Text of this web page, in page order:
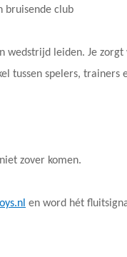
bruisende club
wedstrijd leiden. Je
tussen spelers, trainers
zover komen.
en word hét